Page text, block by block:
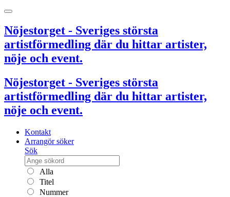
Nöjestorget - Sveriges största
artistförmedling där du hittar artister,
nöje och event.
Nöjestorget - Sveriges största
artistförmedling där du hittar artister,
nöje och event.
Kontakt
Arrangör söker
Sök
Alla
Titel
Nummer